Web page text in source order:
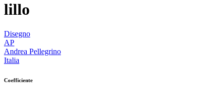
lillo
Disegno
AP
Andrea Pellegrino
Italia
Coefficiente